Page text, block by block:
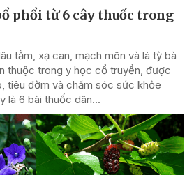
phổi từ 6 cây thuốc trong
tằm, xạ can, mạch môn và lá tỳ bà
thuộc trong y học cổ truyền, được
tiêu đờm và chăm sóc sức khỏe
là 6 bài thuốc dân...